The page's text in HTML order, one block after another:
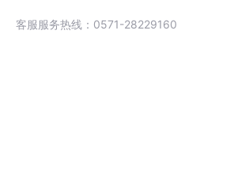
客服服务热线：0571-28229160